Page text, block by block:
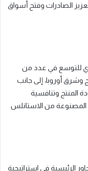
الصادرات وفتح أسواق
للتوسع في عدد من
وشرق أوروبا، إلى جانب
المنتج وتنافسية
المصنوعة من الاستانلس
الرئيسية في استراتيجية